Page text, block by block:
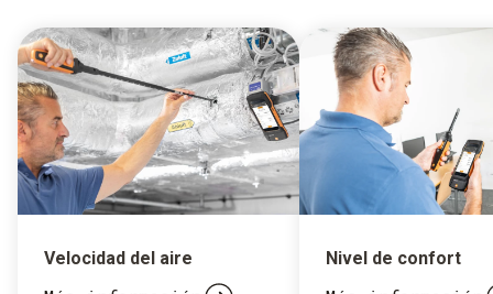
Velocidad del aire Nivel de confort